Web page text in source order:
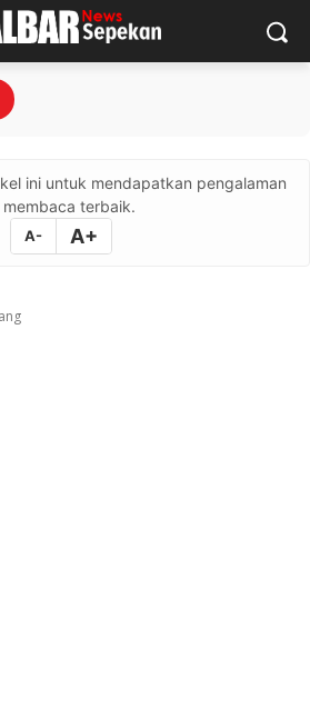
ini untuk mendapatkan pengalaman
membaca terbaik.
A- A+